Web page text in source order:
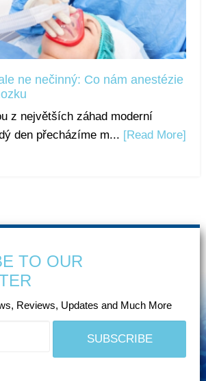
ne nečinný: Co nám anestézie
z největších záhad moderní
den přecházíme m... [Read More]
TO OUR
Reviews, Updates and Much More